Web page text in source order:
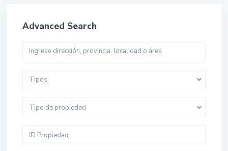
Advanced Search
Tipos
Tipo de propiedad